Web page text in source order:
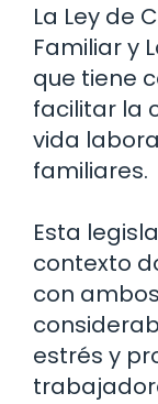
La Ley de
Familiar y
que tiene
facilitar la
vida
familiares.
Esta
contexto
con
estrés y